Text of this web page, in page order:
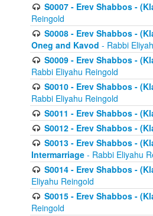
S0007 - Erev Shabbos -
Reingold
S0008 - Erev Shabbos -
Oneg and Kavod - Rabbi
S0009 - Erev Shabbos -
Rabbi Eliyahu Reingold
S0010 - Erev Shabbos -
Rabbi Eliyahu Reingold
S0011 - Erev Shabbos -
S0012 - Erev Shabbos -
S0013 - Erev Shabbos -
Intermarriage - Rabbi Eliyahu
S0014 - Erev Shabbos -
Eliyahu Reingold
S0015 - Erev Shabbos -
Reingold